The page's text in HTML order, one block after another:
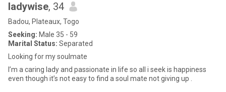
ladywise, 34
Badou, Plateaux, Togo
Seeking: Male 35 - 59
Marital Status: Separated
Looking for my soulmate
I’m a caring lady and passionate in life so all i seek is happiness
even though it’s not easy to find a soul mate not giving up .